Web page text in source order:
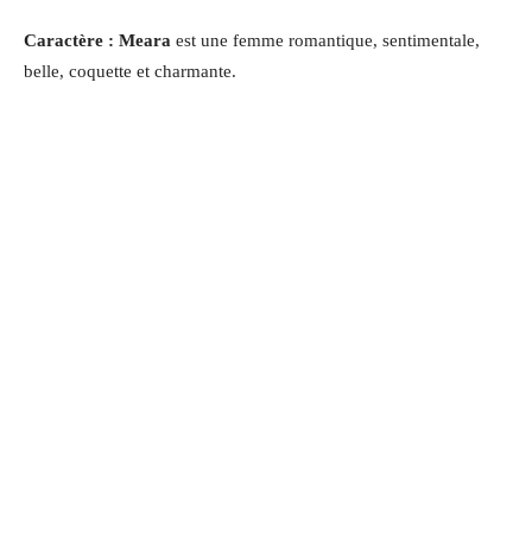
Caractère : Meara est une femme romantique, sentimentale,
belle, coquette et charmante.